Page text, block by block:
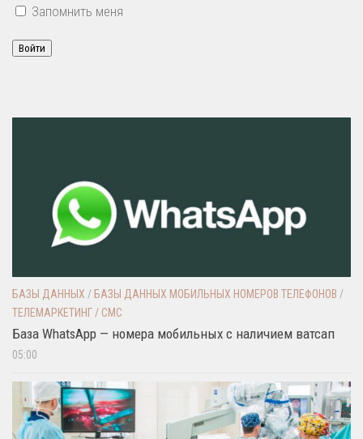
Запомнить меня
Войти
БАЗЫ ДАННЫХ / БАЗЫ ДАННЫХ МОБИЛЬНЫХ НОМЕРОВ ТЕЛЕФОНОВ /
ТЕЛЕМАРКЕТИНГ / СМС
База WhatsApp — номера мобильных с наличием ватсап
05:00